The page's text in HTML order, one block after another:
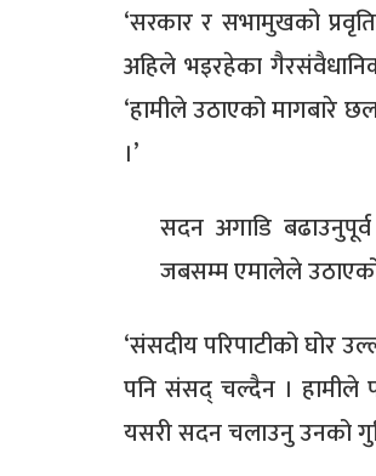
‘सरकार र सभामुखको
अहिले भइरहेका
‘हामीले उठाएको
।’
सदन अगाडि
जबसम्म एमालेले उठाएको
‘संसदीय परिपाटीको घोर
पनि संसद् चल्दैन । हामीले
यसरी सदन चलाउनु उनको